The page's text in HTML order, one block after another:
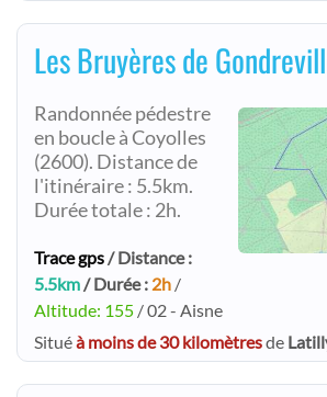
Les Bruyères de
Randonnée pédestre
en boucle à Coyolles
(2600). Distance de
l'itinéraire : 5.5km.
Durée totale : 2h.
Trace gps/ Distance :
5.5km/ Durée : 2h /
Altitude: 155 / 02 - Aisne
Situéà moins de 30 kilomètresde